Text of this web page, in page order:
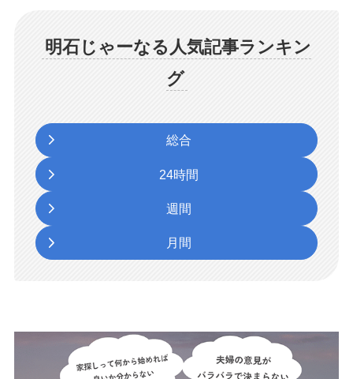
明石じゃーなる人気記事ランキン
グ
総合
24時間
週間
月間